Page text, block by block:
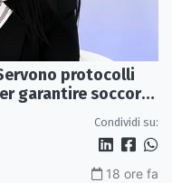
protocolli
garantire soccorsi
Condividi su:
18 ore fa